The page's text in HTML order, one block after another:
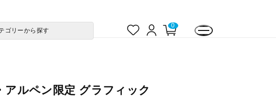
ロ
0
ゴリーから探す
アルペン限定 グラフィック